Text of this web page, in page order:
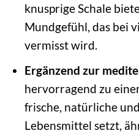
knusprige Schale
Mundgefühl, das bei
vermisst wird.
Ergänzend zur
hervorragend zu
frische, natürliche
Lebensmittel setzt,